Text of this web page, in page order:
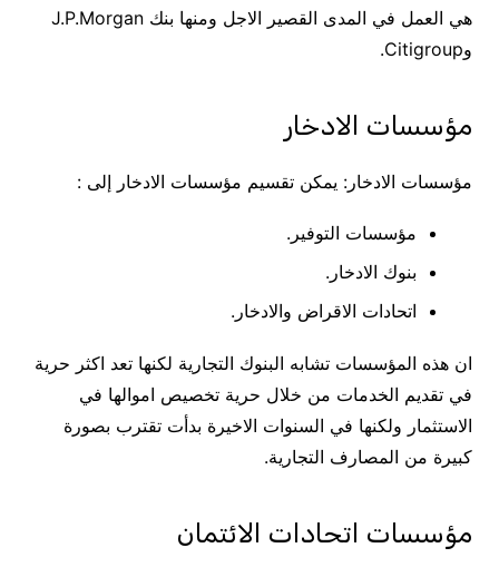
هي العمل في المدى القصير الاجل ومنها بنك J.P.Morgan
وCitigroup.
مؤسسات الادخار
مؤسسات الادخار: يمكن تقسيم مؤسسات الادخار إلى :
مؤسسات التوفير.
بنوك الادخار.
اتحادات الاقراض والادخار.
ان هذه المؤسسات تشابه البنوك التجارية لكنها تعد اكثر حرية
في تقديم الخدمات من خلال حرية تخصيص اموالها في
الاستثمار ولكنها في السنوات الاخيرة بدأت تقترب بصورة
كبيرة من المصارف التجارية.
مؤسسات اتحادات الائتمان